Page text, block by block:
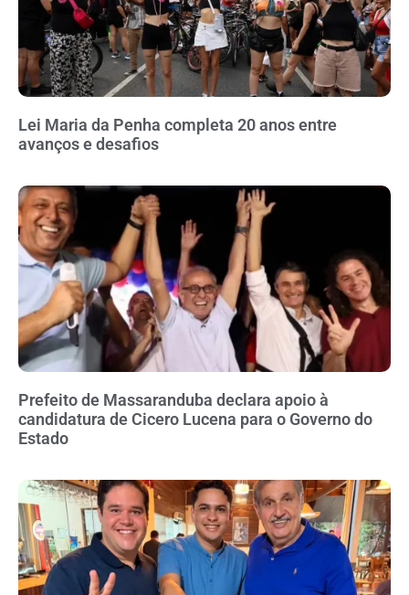
Lei Maria da Penha completa 20 anos entre
avanços e desafios
Prefeito de Massaranduba declara apoio à
candidatura de Cicero Lucena para o Governo do
Estado